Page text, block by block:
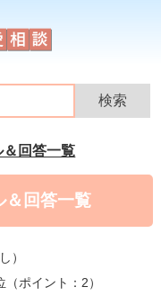
回答一覧
＆回答一覧
）
（ポイント：2）